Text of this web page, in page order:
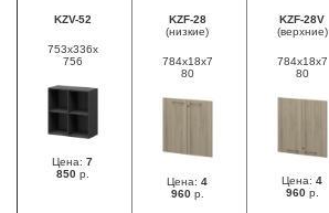
KZV-52
753х336х
756
Цена: 7
850р.
KZF-28
(низкие)
784х18х7
80
Цена: 4
960р.
KZF-28V
(верхние)
784х18х7
80
Цена: 4
960р.